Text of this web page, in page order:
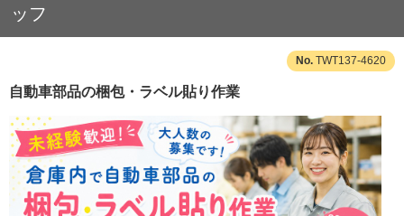
ッフ
TWT137-4620
自動車部品の梱包・ラベル貼り作業